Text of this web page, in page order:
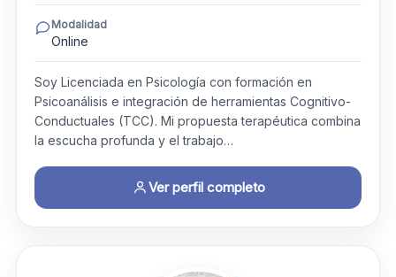
Modalidad
Online
Soy Licenciada en Psicología con formación en
Psicoanálisis e integración de herramientas Cognitivo-
Conductuales (TCC). Mi propuesta terapéutica combina
la escucha profunda y el trabajo…
Ver perfil completo